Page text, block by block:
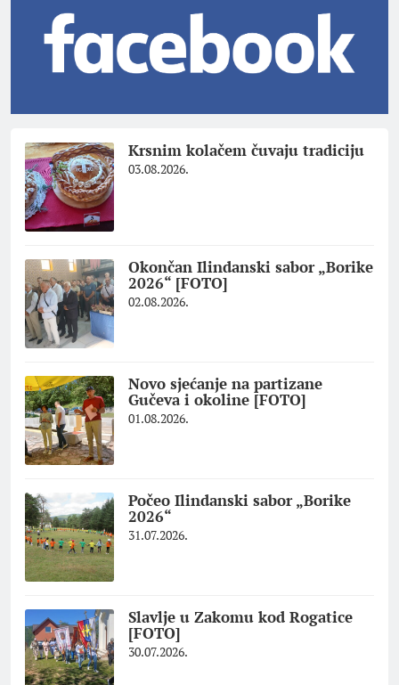
Krsnim kolačem čuvaju tradiciju
03.08.2026.
Okončan Ilindanski sabor „Borike
2026“ [FOTO]
02.08.2026.
Novo sjećanje na partizane
Gučeva i okoline [FOTO]
01.08.2026.
Počeo Ilindanski sabor „Borike
2026“
31.07.2026.
Slavlje u Zakomu kod Rogatice
[FOTO]
30.07.2026.